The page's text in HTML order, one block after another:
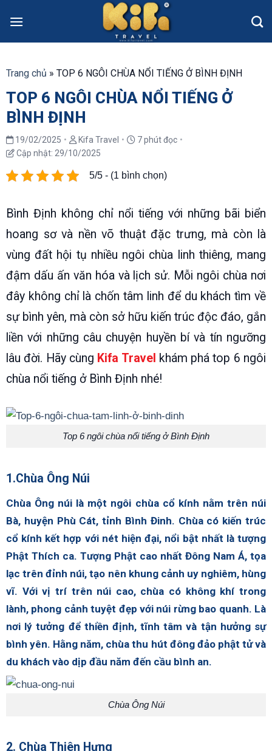
Trang chủ » TOP 6 NGÔI CHÙA NỔI TIẾNG Ở BÌNH ĐỊNH
TOP 6 NGÔI CHÙA NỔI TIẾNG Ở
BÌNH ĐỊNH
19/02/2025 • Kifa Travel • 7 phút đọc •
Cập nhật: 29/10/2025
5/5 - (1 bình chọn)
Bình Định không chỉ nổi tiếng với những bãi biển
hoang sơ và nền võ thuật đặc trưng, mà còn là
vùng đất hội tụ nhiều ngôi chùa linh thiêng, mang
đậm dấu ấn văn hóa và lịch sử. Mỗi ngôi chùa nơi
đây không chỉ là chốn tâm linh để du khách tìm về
sự bình yên, mà còn sở hữu kiến trúc độc đáo, gắn
liền với những câu chuyện huyền bí và tín ngưỡng
lâu đời. Hãy cùng Kifa Travel khám phá top 6 ngôi
chùa nổi tiếng ở Bình Định nhé!
Top 6 ngôi chùa nổi tiếng ở Bình Định
1.Chùa Ông Núi
Chùa Ông núi là một ngôi chùa cổ kính nằm trên núi
Bà, huyện Phù Cát, tỉnh Bình Đinh. Chùa có kiến trúc
cổ kính kết hợp với nét hiện đại, nổi bật nhất là tượng
Phật Thích ca. Tượng Phật cao nhất Đông Nam Á, tọa
lạc trên đỉnh núi, tạo nên khung cảnh uy nghiêm, hùng
vĩ. Với vị trí trên núi cao, chùa có không khí trong
lành, phong cảnh tuyệt đẹp với núi rừng bao quanh. Là
nơi lý tưởng để thiền định, tĩnh tâm và tận hưởng sự
bình yên. Hằng năm, chùa thu hút đông đảo phật tử và
du khách vào dịp đầu năm đến cầu bình an.
Chùa Ông Núi
2. Chùa Thiên Hưng